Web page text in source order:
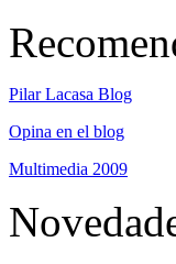
Pilar Lacasa Blog
Opina en el blog
Multimedia 2009